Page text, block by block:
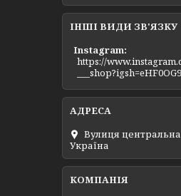
ІНШІ ВИДИ ЗВ'ЯЗКУ
Instagram
https://
Вулиця центральна
Україна